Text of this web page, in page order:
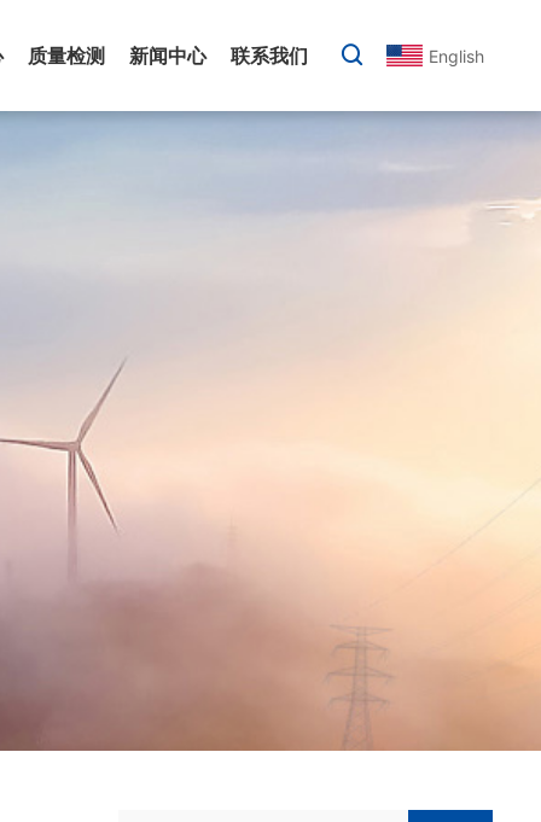
质量检测 新闻中心 联系我们 English